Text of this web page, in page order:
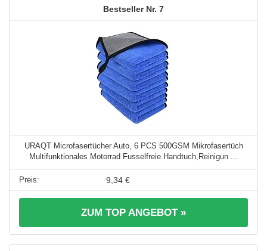
7
URAQT Microfasertücher Auto, 6 PCS 500GSM Mikrofasertüch
Multifunktionales Motorrad Fusselfreie Handtuch,Reinigun ...
9,34 €
ZUM TOP ANGEBOT »